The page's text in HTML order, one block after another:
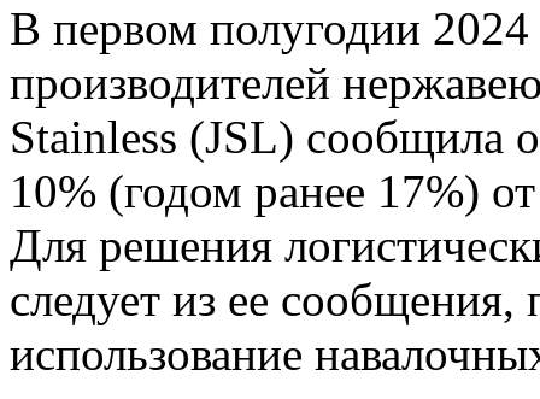
В первом полугодии
производителей
Stainless (JSL) сообщила
10% (годом ранее 17%)
Для решения
следует из ее сообщения,
использование